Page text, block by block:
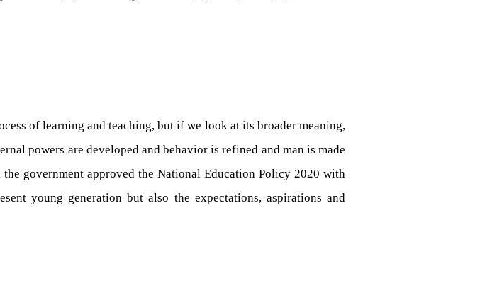
of learning and teaching, but if we look at its broader meaning,
powers are developed and behavior is refined and man is made
government approved the National Education Policy 2020 with
young generation but also the expectations, aspirations and